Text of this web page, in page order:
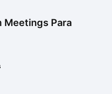
Meetings Para